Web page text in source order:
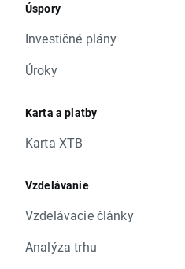
Úspory
Investičné plány
Úroky
Karta a platby
Karta XTB
Vzdelávanie
Vzdelávacie články
Analýza trhu